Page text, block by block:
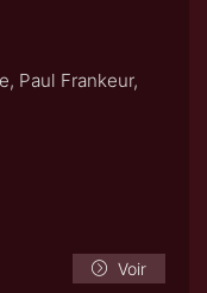
Paul Frankeur,
Voir